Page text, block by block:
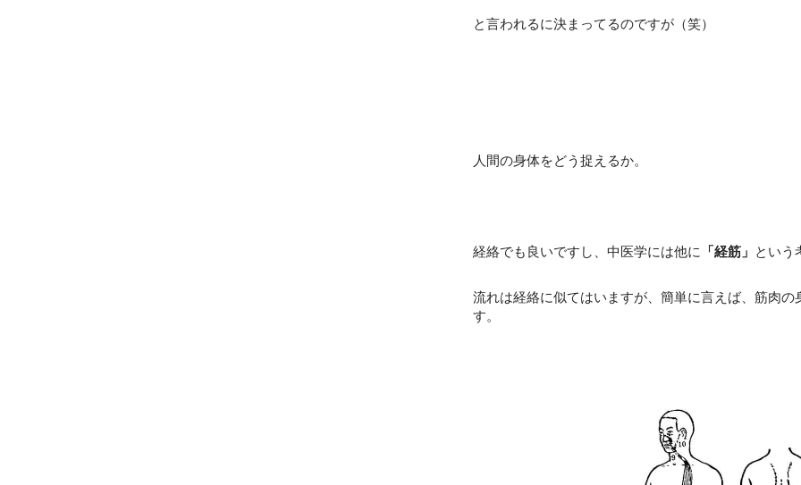
と言われるに決まってるのですが（笑）
人間の身体をどう捉えるか。
経絡でも良いですし、中医学には他に 「経筋」 という
流れは経絡に似てはいますが、簡単に言えば、筋肉
す。